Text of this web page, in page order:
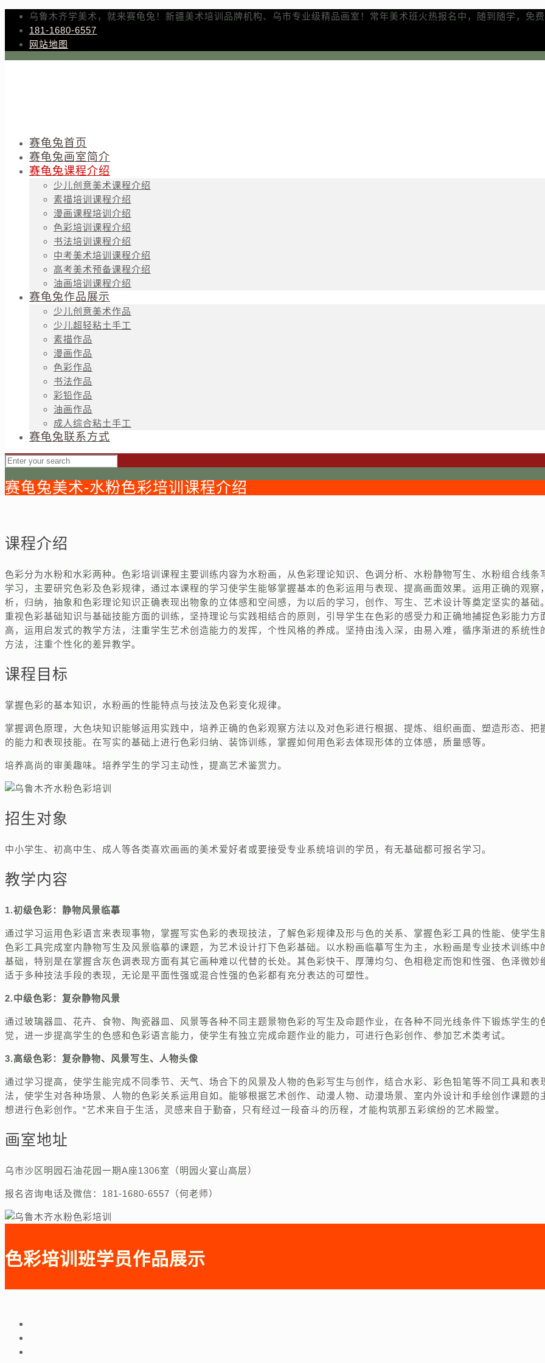
乌鲁木齐学美术，就来赛龟兔！新疆美术培训品牌机构、乌市专业级精品画室！常年美术班火热报名中，随到随学，免
181-1680-6557
网站地图
赛龟兔首页
赛龟兔画室简介
赛龟兔课程介绍
少儿创意美术课程介绍
素描培训课程介绍
漫画课程培训介绍
色彩培训课程介绍
书法培训课程介绍
中考美术培训课程介绍
高考美术预备课程介绍
油画培训课程介绍
赛龟兔作品展示
少儿创意美术作品
少儿超轻粘土手工
素描作品
漫画作品
色彩作品
书法作品
彩铅作品
油画作品
成人综合粘土手工
赛龟兔联系方式
赛龟兔美术-水粉色彩培训课程介绍
课程介绍
色彩分为水粉和水彩两种。色彩培训课程主要训练内容为水粉画，从色彩理论知识、色调分析、水粉静物写生、水粉组合线条
学习，主要研究色彩及色彩规律，通过本课程的学习使学生能够掌握基本的色彩运用与表现、提高画面效果。运用正确的观察
析，归纳，抽象和色彩理论知识正确表现出物象的立体感和空间感，为以后的学习，创作、写生、艺术设计等奠定坚实的基础
重视色彩基础知识与基础技能方面的训练，坚持理论与实践相结合的原则，引导学生在色彩的感受力和正确地捕捉色彩能力方
高，运用启发式的教学方法，注重学生艺术创造能力的发挥，个性风格的养成。坚持由浅入深，由易入难，循序渐进的系统性
方法，注重个性化的差异教学。
课程目标
掌握色彩的基本知识，水粉画的性能特点与技法及色彩变化规律。
掌握调色原理，大色块知识能够运用实践中，培养正确的色彩观察方法以及对色彩进行根据、提炼、组织画面、塑造形态、把
的能力和表现技能。在写实的基础上进行色彩归纳、装饰训练，掌握如何用色彩去体现形体的立体感，质量感等。
培养高尚的审美趣味。培养学生的学习主动性，提高艺术鉴赏力。
招生对象
中小学生、初高中生、成人等各类喜欢画画的美术爱好者或要接受专业系统培训的学员，有无基础都可报名学习。
教学内容
1.初级色彩：静物风景临摹
通过学习运用色彩语言来表现事物，掌握写实色彩的表现技法，了解色彩规律及形与色的关系、掌握色彩工具的性能、使学生
色彩工具完成室内静物写生及风景临摹的课题，为艺术设计打下色彩基础。以水粉画临摹写生为主，水粉画是专业技术训练中
基础，特别是在掌握含灰色调表现方面有其它画种难以代替的长处。其色彩快干、厚薄均匀、色相稳定而饱和性强、色泽微妙
适于多种技法手段的表现，无论是平面性强或混合性强的色彩都有充分表达的可塑性。
2.中级色彩：复杂静物风景
通过玻璃器皿、花卉、食物、陶瓷器皿、风景等各种不同主题景物色彩的写生及命题作业，在各种不同光线条件下锻炼学生的
觉，进一步提高学生的色感和色彩语言能力，使学生有独立完成命题作业的能力，可进行色彩创作、参加艺术类考试。
3.高级色彩：复杂静物、风景写生、人物头像
通过学习提高，使学生能完成不同季节、天气、场合下的风景及人物的色彩写生与创作，结合水彩、彩色铅笔等不同工具和表
法，使学生对各种场景、人物的色彩关系运用自如。能够根据艺术创作、动漫人物、动漫场景、室内外设计和手绘创作课题的
想进行色彩创作。“艺术来自于生活，灵感来自于勤奋，只有经过一段奋斗的历程，才能构筑那五彩缤纷的艺术殿堂。
画室地址
乌市沙区明园石油花园一期A座1306室（明园火宴山高层）
报名咨询电话及微信：181-1680-6557（何老师）
色彩培训班学员作品展示